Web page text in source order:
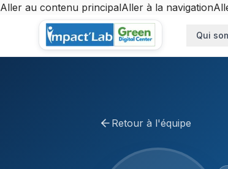
Aller au contenu principalAller à la navigation
Aller au contenu principal
Qui
Retour à l'équipe